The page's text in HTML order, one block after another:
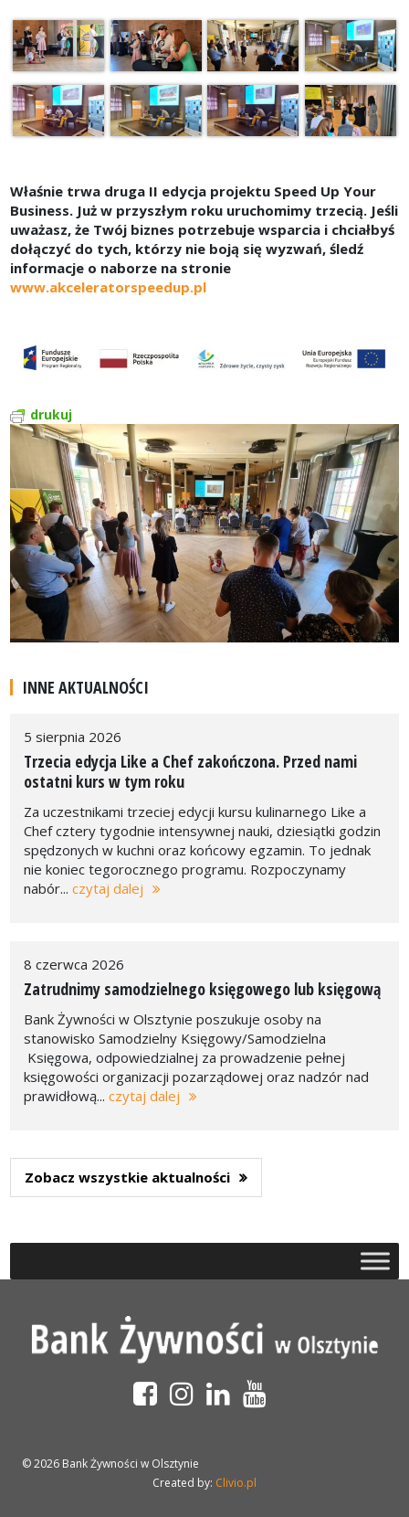
Właśnie trwa druga II edycja projektu Speed Up Your
Business. Już w przyszłym roku uruchomimy trzecią. Jeśli
uważasz, że Twój biznes potrzebuje wsparcia i chciałbyś
dołączyć do tych, którzy nie boją się wyzwań, śledź
informacje o naborze na stronie
www.akceleratorspeedup.pl
drukuj
INNE AKTUALNOŚCI
5 sierpnia 2026
Trzecia edycja Like a Chef zakończona. Przed nami
ostatni kurs w tym roku
Za uczestnikami trzeciej edycji kursu kulinarnego Like a
Chef cztery tygodnie intensywnej nauki, dziesiątki godzin
spędzonych w kuchni oraz końcowy egzamin. To jednak
nie koniec tegorocznego programu. Rozpoczynamy
nabór...czytaj dalej
8 czerwca 2026
Zatrudnimy samodzielnego księgowego lub księgową
Bank Żywności w Olsztynie poszukuje osoby na
stanowisko Samodzielny Księgowy/Samodzielna
Księgowa, odpowiedzialnej za prowadzenie pełnej
księgowości organizacji pozarządowej oraz nadzór nad
prawidłową...czytaj dalej
Zobacz wszystkie aktualności
© 2026 Bank Żywności w Olsztynie
Created by: Clivio.pl